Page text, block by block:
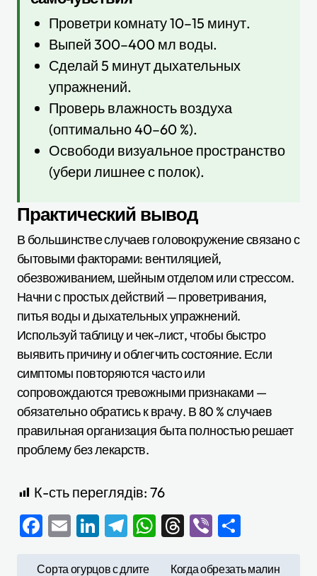
Проветри комнату 10–15 минут.
Выпей 300–400 мл воды.
Сделай 5 минут дыхательных
упражнений.
Проверь влажность воздуха
(оптимально 40–60 %).
Освободи визуальное пространство
(убери лишнее с полок).
Практический вывод
В большинстве случаев головокружение связано с
бытовыми факторами: вентиляцией,
обезвоживанием, шейным отделом или стрессом.
Начни с простых действий — проветривания,
питья воды и дыхательных упражнений.
Используй таблицу и чек-лист, чтобы быстро
выявить причину и облегчить состояние. Если
симптомы повторяются часто или
сопровождаются тревожными признаками —
обязательно обратись к врачу. В 80 % случаев
правильная организация быта полностью решает
проблему без лекарств.
К-сть переглядів: 76
Facebook
EmailLinkedIn
Telegram
WhatsApp
Threads
Viber
Сорта огурцов с длите
Когда обрезать малин